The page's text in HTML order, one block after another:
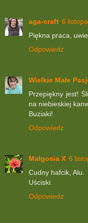
aga-craft 6
Piękna praca,
Odpowiedz
Wielkie Małe
Przepiękny jest!
na niebieskiej
Buziaki!
Odpowiedz
Małgosia X 6
Cudny hafcik, Alu.
Uściski.
Odpowiedz